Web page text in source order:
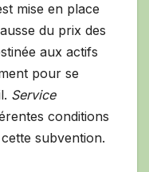
mise en place
du prix des
aux actifs
pour se
Service
conditions
subvention.